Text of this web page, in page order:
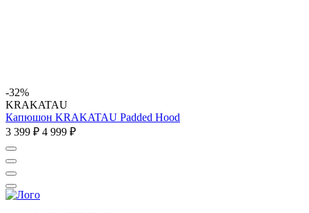
-32%
KRAKATAU
Капюшон KRAKATAU Padded Hood
3 399 ₽ 4 999 ₽